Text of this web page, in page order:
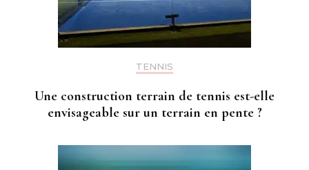
TENNIS
Une construction terrain de tennis est-elle
envisageable sur un terrain en pente ?